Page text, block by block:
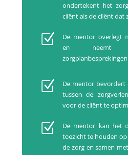
ondertekent het
cliënt als de cliënt dat
Z
De mentor overlegt
en neemt
Z
De mentor bevordert
tussen de
voor de cliënt te
Z
De mentor kan het
toezicht te houden
de zorg en samen